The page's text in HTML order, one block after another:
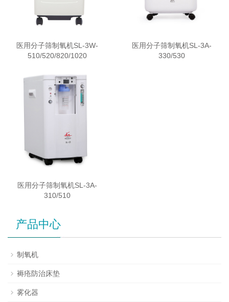
医用分子筛制氧机SL-3W-
510/520/820/1020
医用分子筛制氧机SL-3A-
330/530
医用分子筛制氧机SL-3A-
310/510
产品中心
制氧机
褥疮防治床垫
雾化器